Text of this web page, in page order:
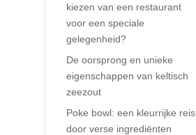
kiezen van een restaurant
voor een speciale
gelegenheid?
De oorsprong en unieke
eigenschappen van keltisch
zeezout
Poke bowl: een kleurrijke reis
door verse ingrediënten